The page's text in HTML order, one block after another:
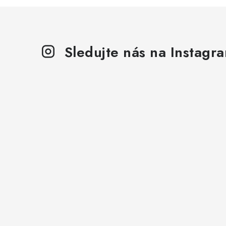
Sledujte nás na